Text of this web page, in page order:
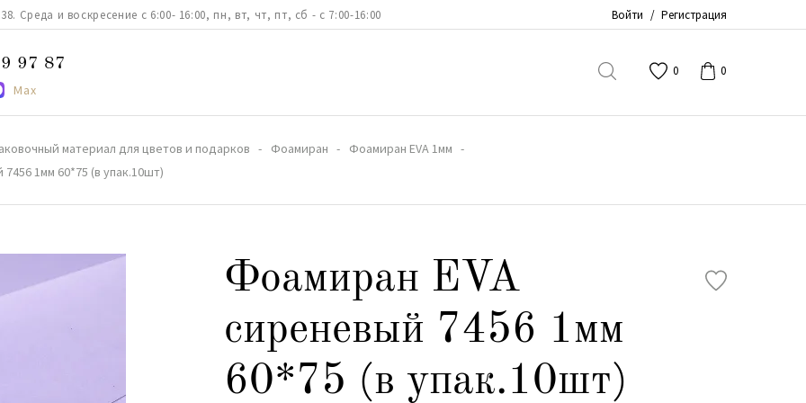
Среда и воскресение с 6:00- 16:00, пн, вт, чт, пт, сб - с 7:00-16:00 Войти / Регистрация
97 87
Max
0 0
материал для цветов и подарков Фоамиран
Фоамиран EVA 1мм
1мм 60*75 (в упак.10шт)
Фоамиран EVA
сиреневый 7456 1мм
60*75 (в упак.10шт)